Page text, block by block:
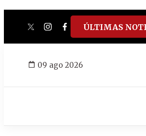
twitterinstagram
facebook
tiktokyoutube
spotify
ÚLTIMAS
09 ago 2026